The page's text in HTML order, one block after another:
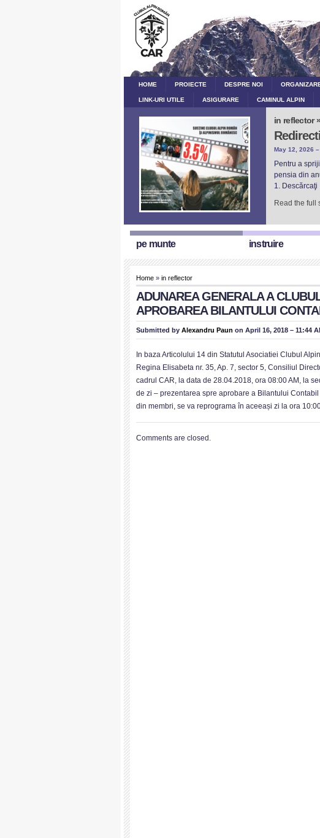
HOME PROIECTE DESPRE NOI
LINK-URI UTILE ASIGURARE CAMINUL ALPIN
in reflector »
May 12, 2026
Pentru a
pensia din
1.
Read the full
pe munte instruire
Home » in reflector
ADUNAREA GENERALA A
APROBAREA BILANTULUI
Submitted by Alexandru Paun on April 16, 2018 – 11:44
In baza Articolului 14 din Statutul Asociatiei Clubul
Regina Elisabeta nr. 35, Ap. 7, sector 5, Consiliul
cadrul CAR, la data de 28.04.2018, ora 08:00 AM, la
de zi – prezentarea spre aprobare a Bilantului
din membri, se va reprograma în aceeași zi la ora
Comments are closed.